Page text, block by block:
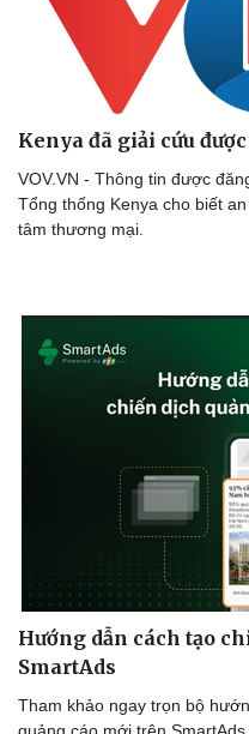
Kenya đã giải cứu
VOV.VN - Thông tin được
Tổng thống Kenya cho biết
tâm thương mại.
Hướng dẫn cách tạo
SmartAds
Tham khảo ngay trọn bộ